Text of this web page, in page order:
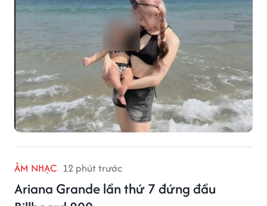
ÂM NHẠC 12 phút trước
Ariana Grande lần thứ 7 đứng đầu